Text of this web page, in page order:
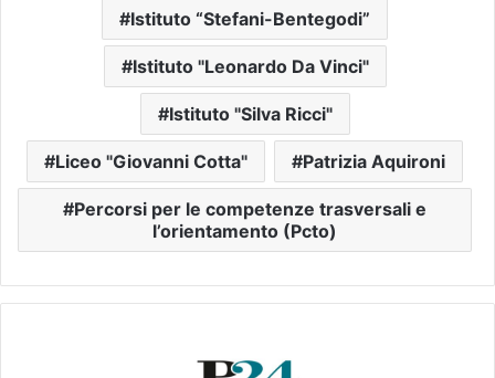
Istituto “Stefani-Bentegodi”
Istituto "Leonardo Da Vinci"
Istituto "Silva Ricci"
Liceo "Giovanni Cotta" Patrizia Aquironi
Percorsi per le competenze trasversali e
l’orientamento (Pcto)